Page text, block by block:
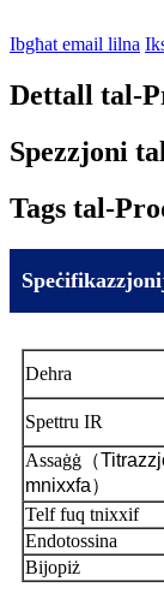
Ibgħat email lilna
Dettall tal-
Spezzjoni
Tags tal-
Dehra
Spettru IR
Assaġġ （
mnixxfa）
Telf fuq tnixxif
Endotossina
Bijopiż